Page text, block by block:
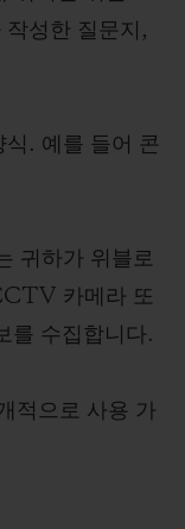
성한 질문지,
. 예를 들어 콘
귀하가 위블로
카메라 또
를 수집합니다.
적으로 사용 가